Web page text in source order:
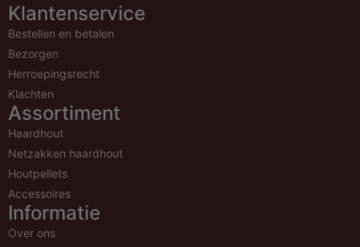
Klantenservice
Bestellen en betalen
Bezorgen
Herroepingsrecht
Klachten
Assortiment
Haardhout
Netzakken haardhout
Houtpellets
Accessoires
Informatie
Over ons